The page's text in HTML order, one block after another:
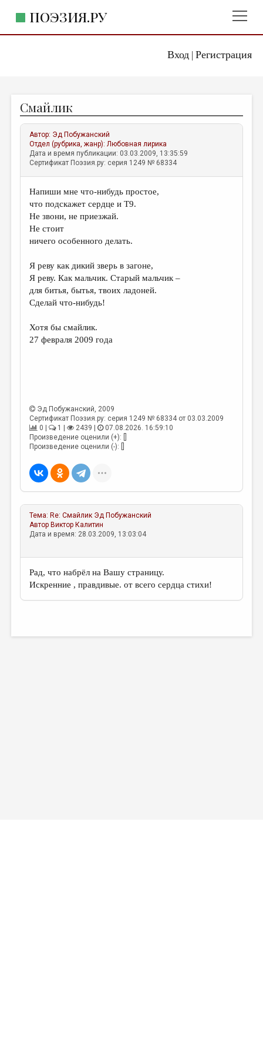
Вход| Регистрация
ПОЭЗИЯ.РУ
ЖАНРЫ
АВТОРЫ
КОММЕНТАРИИ
ЛИТСАЛОН
НОВОСТИ
ПРАВИЛА САЙТА
ОТДЕЛЫ И РУБРИКИ
ИЗБРАННОЕ
ДАЙДЖЕСТ
ПРОИЗВЕДЕНИЯ
ПЕРЕВОДЫ
КОНКУРСЫ
ОБЗОР ЛИТЕРАТУРЫ
СТРАНИЦЫ ПАМЯТИ
ОБЪЯВЛЕНИЯ
КОЛОНКА РЕДАКТОРА
РЕДКОЛЛЕГИЯ
ОТ РЕДАКЦИИ
МАЛАЯ ПРОЗА
ЛИТЕРАТУРОВЕДЕНИЕ
КУЛЬТУРОВЕДЕНИЕ
Смайлик
Автор: Эд Побужанский
Отдел (рубрика, жанр):Любовная лирика
Дата и время публикации: 03.03.2009, 13:35:59
Сертификат Поэзия.ру: серия 1249 № 68334
Напиши мне что-нибудь простое,
что подскажет сердце и Т9.
Не звони, не приезжай.
Не стоит
ничего особенного делать.
Я реву как дикий зверь в загоне,
Я реву. Как мальчик. Старый мальчик –
для битья, бытья, твоих ладоней.
Сделай что-нибудь!
Хотя бы смайлик.
27 февраля 2009 года
Эд Побужанский, 2009
Сертификат Поэзия.ру: серия 1249 № 68334 от 03.03.2009
0 |
1 | 2439 |
07.08.2026. 16:59:10
Произведение оценили (+): []
Произведение оценили (-): []
Тема: Re: Смайлик Эд Побужанский
Автор Виктор Калитин
Дата и время: 28.03.2009, 13:03:04
Рад, что набрёл на Вашу страницу.
Искренние , правдивые. от всего сердца стихи!